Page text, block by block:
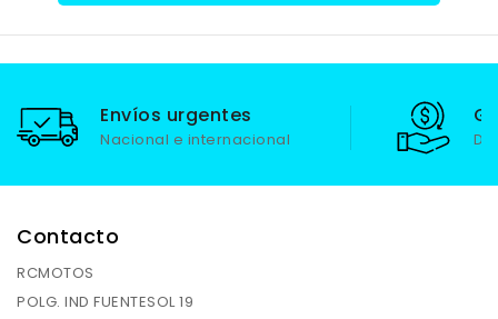
Envíos urgentes
Nacional e internacional
Contacto
RCMOTOS
POLG. IND FUENTESOL 19